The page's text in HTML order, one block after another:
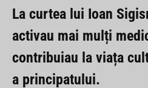
La curtea lui Ioan
activau mai mulți
contribuiau la viața
a principatului.